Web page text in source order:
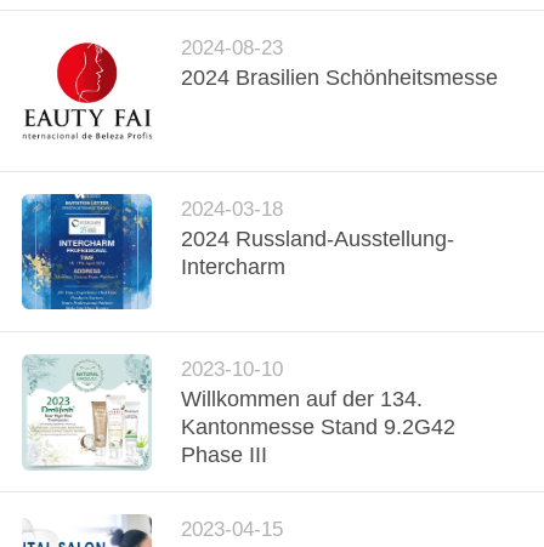
FABRIK-
AUSFLUG
QUALITÄTSKONTROLLE
TRETEN
SIE
MIT
UNS
IN
VERBINDUNG
FORDERN
2024-08-23
2024 Brasilien Schönheitsmesse
2024-03-18
2024 Russland-Ausstellung-
Intercharm
2023-10-10
Willkommen auf der 134.
Kantonmesse Stand 9.2G42
Phase III
2023-04-15